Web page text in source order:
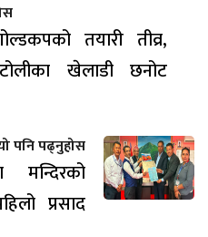
तयारी तीव्र,
खेलाडी छनोट
पनि पढ्नुहोस
मन्दिरको
प्रसाद